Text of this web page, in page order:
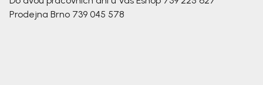
Prodejna Brno 739 045 578